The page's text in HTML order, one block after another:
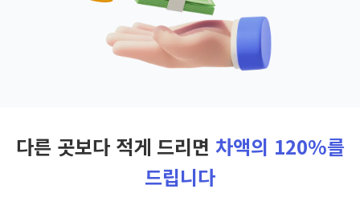
다른 곳보다 적게 드리면 차액의 120%를
드립니다